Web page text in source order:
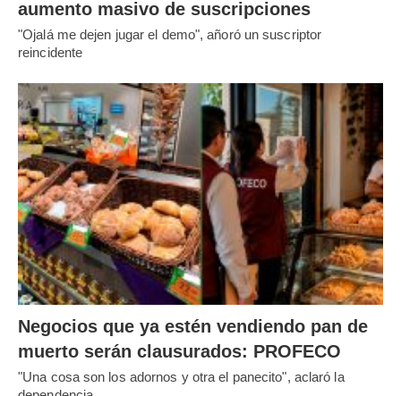
aumento masivo de suscripciones
"Ojalá me dejen jugar el demo", añoró un suscriptor
reincidente
Negocios que ya estén vendiendo pan de
muerto serán clausurados: PROFECO
"Una cosa son los adornos y otra el panecito", aclaró la